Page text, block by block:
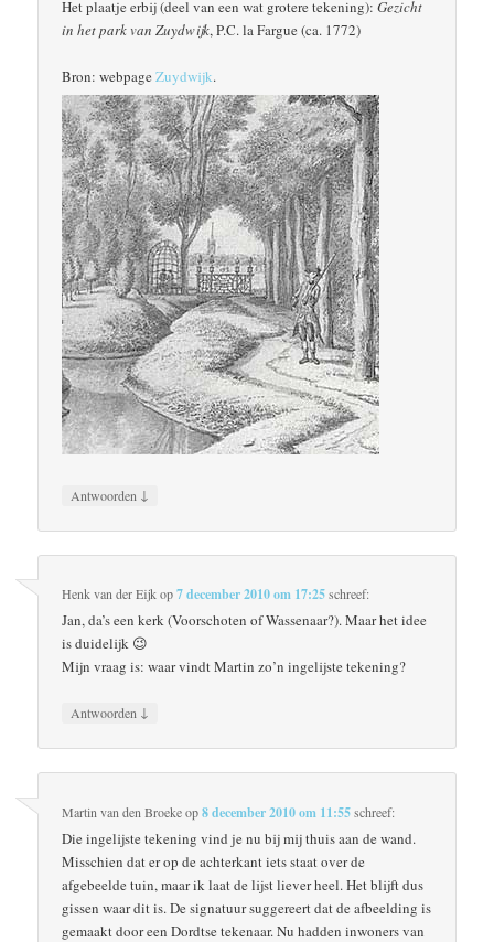
Het plaatje erbij (deel van een wat grotere tekening):Gezicht
in het park van Zuydwijk, P.C. la Fargue (ca. 1772)
Bron: webpageZuydwijk.
Antwoorden ↓
Henk van der Eijkop7 december 2010 om 17:25schreef:
Jan, da’s een kerk (Voorschoten of Wassenaar?). Maar het idee
is duidelijk 😉
Mijn vraag is: waar vindt Martin zo’n ingelijste tekening?
Antwoorden ↓
Martin van den Broekeop8 december 2010 om 11:55schreef:
Die ingelijste tekening vind je nu bij mij thuis aan de wand.
Misschien dat er op de achterkant iets staat over de
afgebeelde tuin, maar ik laat de lijst liever heel. Het blijft dus
gissen waar dit is. De signatuur suggereert dat de afbeelding is
gemaakt door een Dordtse tekenaar. Nu hadden inwoners van